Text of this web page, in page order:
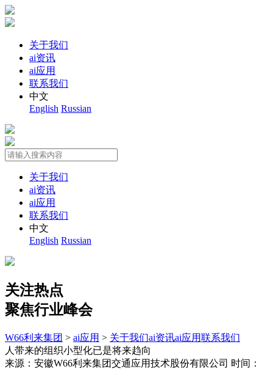
关于我们
ai资讯
ai应用
联系我们
中文
English Russian
关于我们
ai资讯
ai应用
联系我们
中文
English Russian
关注热点
聚焦行业峰会
W66利来集团 > ai应用 > 关于我们ai资讯ai应用联系我们
人带来的组织小型化已是将来趋向
来源：安徽W66利来集团交通应用技术股份有限公司 时间：